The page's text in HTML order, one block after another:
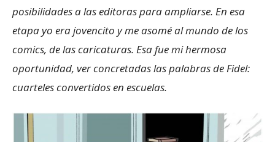
posibilidades a las editoras para ampliarse. En esa
etapa yo era jovencito y me asomé al mundo de los
comics, de las caricaturas. Esa fue mi hermosa
oportunidad, ver concretadas las palabras de Fidel:
cuarteles convertidos en escuelas.